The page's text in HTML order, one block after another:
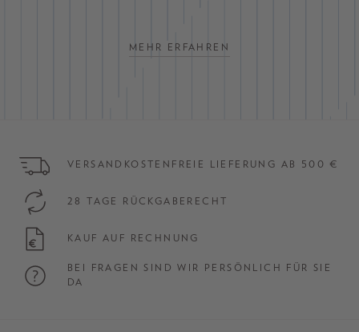
MEHR ERFAHREN
VERSANDKOSTENFREIE LIEFERUNG AB 500 €
28 TAGE RÜCKGABERECHT
KAUF AUF RECHNUNG
BEI FRAGEN SIND WIR PERSÖNLICH FÜR SIE
DA